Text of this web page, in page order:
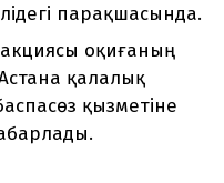
парақшасында.
оқиғаның
қалалық
қызметіне